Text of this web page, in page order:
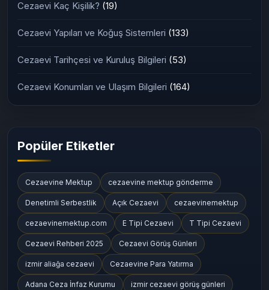
Cezaevi Kaç Kişilik? (19)
Cezaevi Yapıları ve Koğuş Sistemleri (133)
Cezaevi Tarihçesi ve Kuruluş Bilgileri (53)
Cezaevi Konumları ve Ulaşım Bilgileri (164)
Popüler Etiketler
Cezaevine Mektup cezaevine mektup gönderme
Denetimli Serbestlik Açık Cezaevi cezaevinemektup
cezaevinemektup.com E Tipi Cezaevi T Tipi Cezaevi
Cezaevi Rehberi 2025 Cezaevi Görüş Günleri
izmir aliağa cezaevi Cezaevine Para Yatırma
Adana Ceza İnfaz Kurumu izmir cezaevi görüş günleri